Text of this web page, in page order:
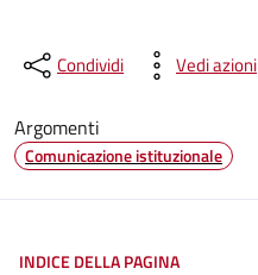
Condividi Vedi azioni
Argomenti
Comunicazione istituzionale
INDICE DELLA PAGINA